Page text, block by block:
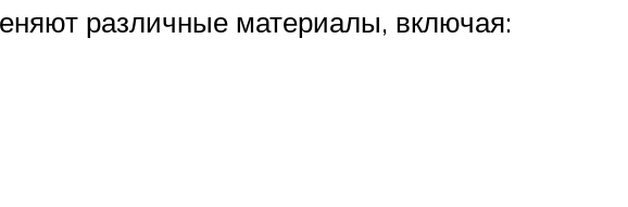
различные материалы, включая: